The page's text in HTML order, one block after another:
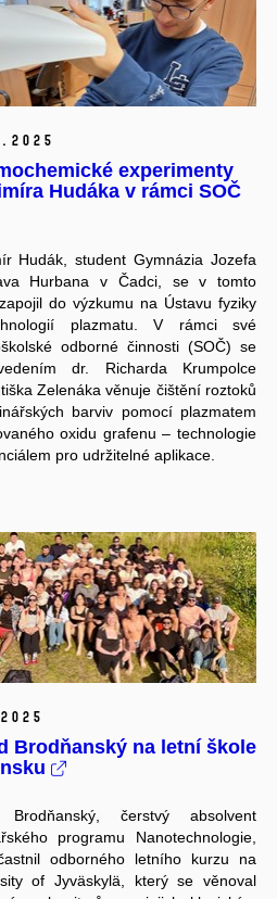
2025
experimenty
Hudáka v rámci SOČ
Hudák, student Gymnázia Jozefa
Hurbana v Čadci, se v tomto
do výzkumu na Ústavu fyziky
plazmatu. V rámci své
odborné činnosti (SOČ) se
dr. Richarda Krumpolce
Zelenáka věnuje čištění roztoků
barviv pomocí plazmatem
oxidu grafenu – technologie
pro udržitelné aplikace.
2025
Brodňanský na letní škole
Brodňanský, čerstvý absolvent
programu Nanotechnologie,
odborného letního kurzu na
of Jyväskylä, který se věnoval